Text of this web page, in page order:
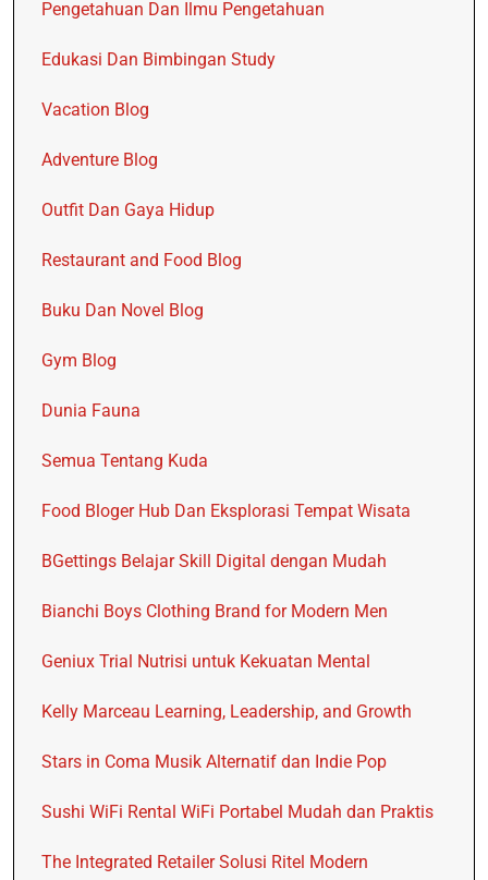
Pengetahuan Dan Ilmu Pengetahuan
Edukasi Dan Bimbingan Study
Vacation Blog
Adventure Blog
Outfit Dan Gaya Hidup
Restaurant and Food Blog
Buku Dan Novel Blog
Gym Blog
Dunia Fauna
Semua Tentang Kuda
Food Bloger Hub Dan Eksplorasi Tempat Wisata
BGettings Belajar Skill Digital dengan Mudah
Bianchi Boys Clothing Brand for Modern Men
Geniux Trial Nutrisi untuk Kekuatan Mental
Kelly Marceau Learning, Leadership, and Growth
Stars in Coma Musik Alternatif dan Indie Pop
Sushi WiFi Rental WiFi Portabel Mudah dan Praktis
The Integrated Retailer Solusi Ritel Modern